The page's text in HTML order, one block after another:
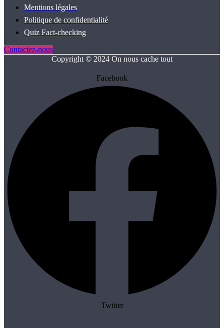
Mentions légales
Politique de confidentialité
Quiz Fact‑checking
Contactez-nous
Copyright © 2024 On nous cache tout
Facebook
Twitter